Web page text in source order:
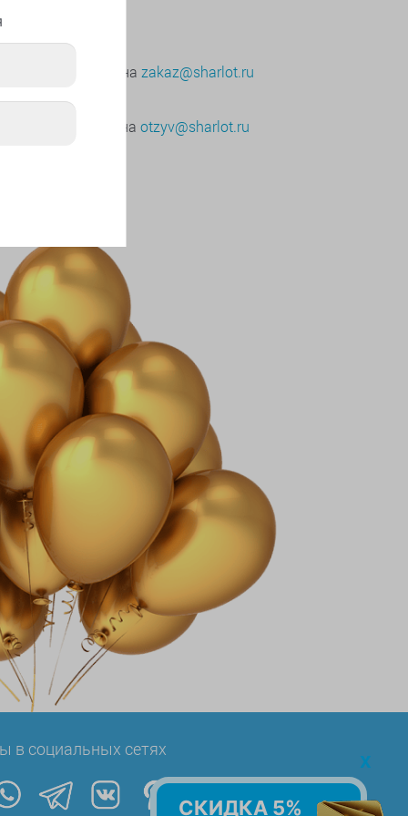
изменения
менеджеру на zakaz@sharlot.ru
предложения,
руководству на otzyv@sharlot.ru
в социальных сетях x
СКИДКА 5%